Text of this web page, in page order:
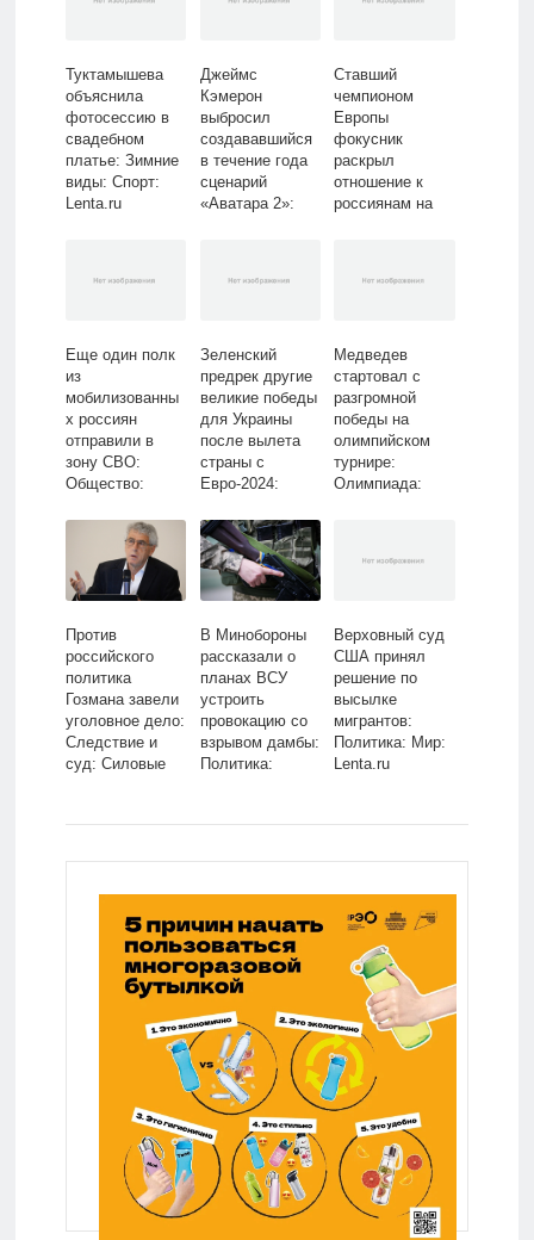
Туктамышева
объяснила
фотосессию в
свадебном
платье: Зимние
виды: Спорт:
Lenta.ru
Джеймс
Кэмерон
выбросил
создававшийся
в течение года
сценарий
«Аватара 2»:
Ставший
чемпионом
Европы
фокусник
раскрыл
отношение к
россиянам на
Еще один полк
из
мобилизованны
х россиян
отправили в
зону СВО:
Общество:
Зеленский
предрек другие
великие победы
для Украины
после вылета
страны с
Евро-2024:
Lenta.ru
Медведев
стартовал с
разгромной
победы на
олимпийском
турнире:
Олимпиада:
Против
российского
политика
Гозмана завели
уголовное дело:
Следствие и
суд: Силовые
В Минобороны
рассказали о
планах ВСУ
устроить
провокацию со
взрывом дамбы:
Политика:
Верховный суд
США принял
решение по
высылке
мигрантов:
Политика: Мир:
Lenta.ru